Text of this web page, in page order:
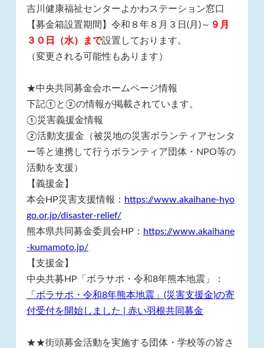
吉川健康福祉センターよかわステーション窓口
【募金箱設置期間】令和８年８月３日(月)～ ９ 月
３０日（水）まで設置しております。
（変更される可能性もあります）
★中央共同募金会ホームページ情報
下記①と②の情報が掲載されています。
①災害義援金情報
②活動支援金（被災地の災害ボランティアセンタ
ー等と連携して行うボランティア団体・NPO等の
活動を支援）
【義援金】
本会HP災害支援情報： https://www.akaihane-hyo
go.or.jp/disaster-relief/
熊本県共同募金委員会HP： https://www.akaihane
-kumamoto.jp/
【支援金】
中央共募HP「ボラサポ・令和8年熊本地震」：
「ボラサポ・令和8年熊本地震」(災害支援金)の寄
付受付を開始しました | 赤い羽根共同募金
★★街頭募金活動を実施する団体・学校等の皆さ